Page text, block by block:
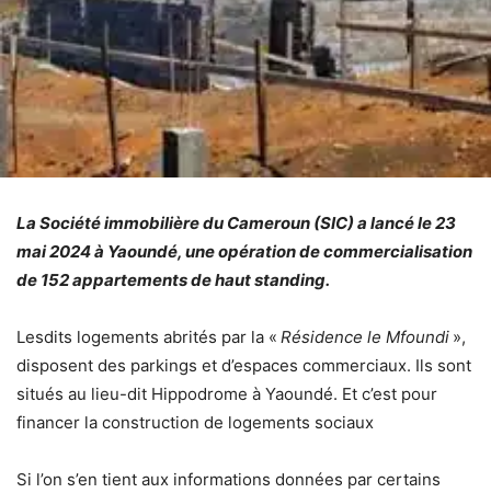
La Société immobilière du Cameroun (SIC) a lancé le 23
mai 2024 à Yaoundé, une opération de commercialisation
de 152 appartements de haut standing.
Lesdits logements abrités par la « Résidence le Mfoundi »,
disposent des parkings et d’espaces commerciaux. Ils sont
situés au lieu-dit Hippodrome à Yaoundé. Et c’est pour
financer la construction de logements sociaux
Si l’on s’en tient aux informations données par certains